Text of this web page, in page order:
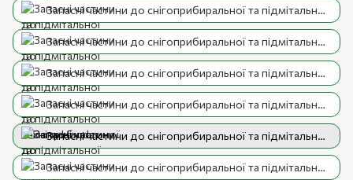
Запасні частини до снігоприбиральної та підмітальної техніки HECHT
Запасні частини до снігоприбиральної та підмітальної техніки Hyundai
Запасні частини до снігоприбиральної та підмітальної техніки Honda
Запасні частини до снігоприбиральної та підмітальної техніки STIHL
Запасні частини до снігоприбиральної та підмітальної техніки TORO
Запасні частини до снігоприбиральної та підмітальної техніки різне